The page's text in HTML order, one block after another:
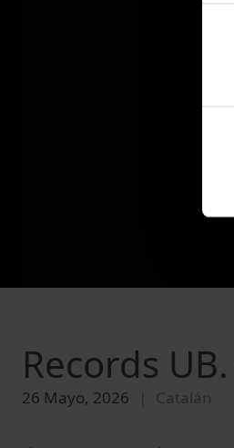
Records
26 Mayo, 2026 Catalán